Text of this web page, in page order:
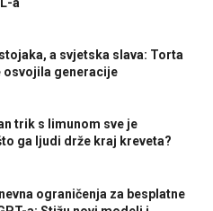
a svjetska slava: Torta
osvojila generacije
trik s limunom sve je
ga ljudi drže kraj kreveta?
ograničenja za besplatne